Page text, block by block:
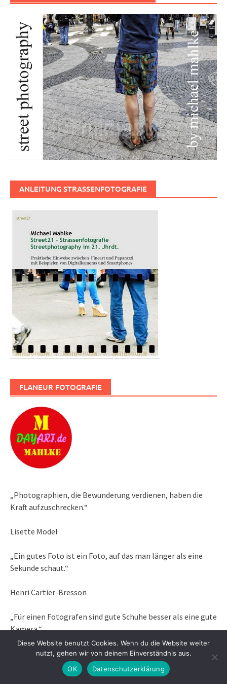
ANLEITUNG STRASSENFOTOGRAFIE
FLANEUR FOTOGRAFIE
„Photographien, die Bewunderung verdienen, haben die
Kraft aufzuschrecken.“
Lisette Model
„Ein gutes Foto ist ein Foto, auf das man länger als eine
Sekunde schaut.“
Henri Cartier-Bresson
„Für einen Fotografen sind gute Schuhe besser als eine gute
Kamera.“
Sebastiao Salgado
„Wir alle haben einen Trigger, einen Funken, der die Kiste
Diese Website benutzt Cookies. Wenn du die Website weiter
nutzt, gehen wir von deinem Einverständnis aus.
OK
Datenschutzerklärung